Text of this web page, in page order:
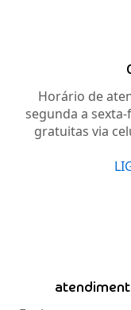
Horário de
segunda a
gratuitas via